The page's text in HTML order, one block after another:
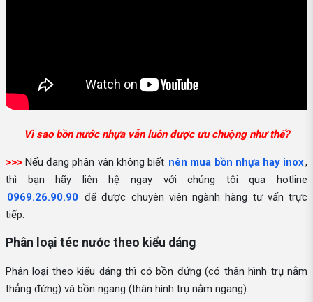
Vì sao bồn nước nhựa vẫn luôn được ưu chuộng như thế?
>>> Nếu đang phân vân không biết nên mua bồn nhựa hay inox,
thì bạn hãy liên hệ ngay với chúng tôi qua hotline
0969.26.90.90 để được chuyên viên ngành hàng tư vấn trực
tiếp.
Phân loại téc nước theo kiểu dáng
Phân loại theo kiểu dáng thì có bồn đứng (có thân hình trụ nằm
thẳng đứng) và bồn ngang (thân hình trụ nằm ngang).